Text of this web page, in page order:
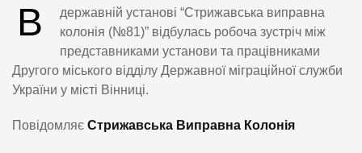
В
державній установі “Стрижавська виправна
колонія (№81)” відбулась робоча зустріч між
представниками установи та працівниками
Другого міського відділу Державної міграційної служби
України у місті Вінниці.
Повідомляє Стрижавська Виправна Колонія